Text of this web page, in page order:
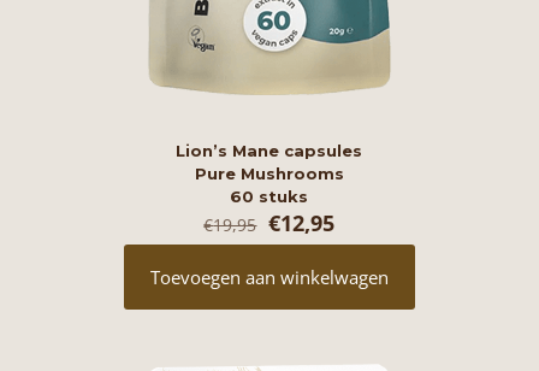
Lion’s Mane capsules
Pure Mushrooms
60 stuks
€19,95 Oorspronkelijke
prijs
was:
€19,95.
€12,95Huidige
prijs
is:
€12,95.
Toevoegen aan winkelwagen